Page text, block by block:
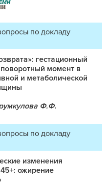
по докладу
гестационный
момент в
и метаболической
Ф.Ф.
по докладу
изменения
ожирение